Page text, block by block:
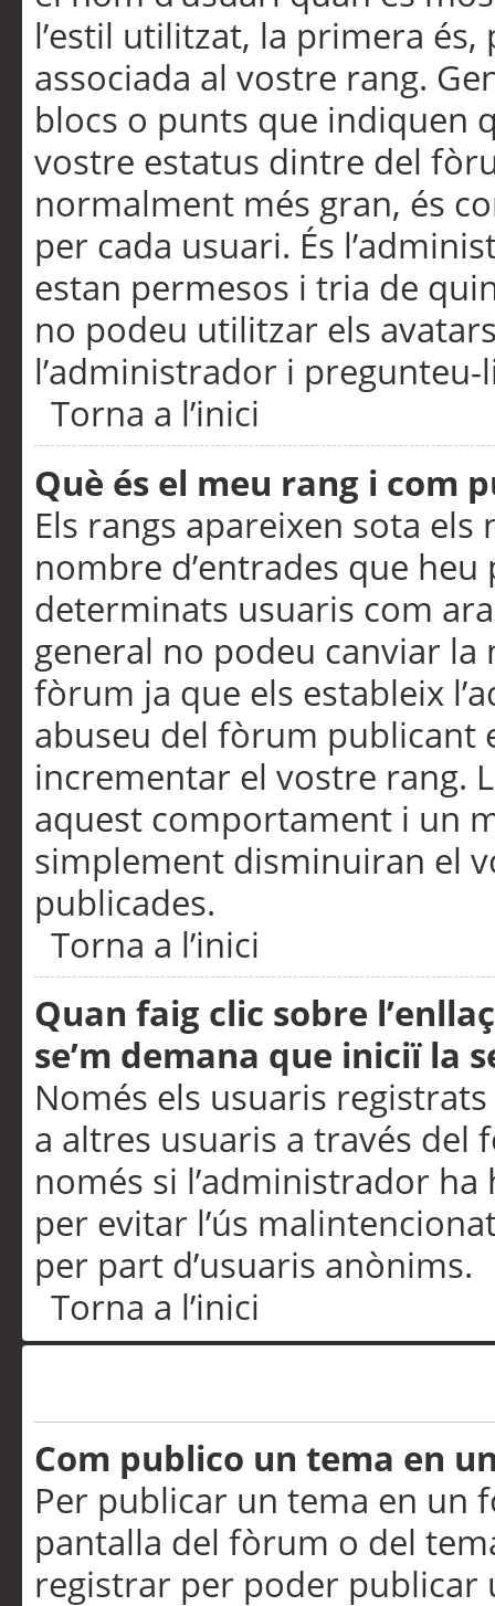
l’estil utilitzat, la primera
associada al vostre rang.
blocs o punts que indiquen
vostre estatus dintre del
normalment més gran, és
per cada usuari. És
estan permesos i tria de
no podeu utilitzar els
l’administrador i pregunteu-
Torna a l’inici
Què és el meu rang i com
Els rangs apareixen sota
nombre d’entrades que
determinats usuaris com
general no podeu canviar
fòrum ja que els estableix
abuseu del fòrum publicant
incrementar el vostre rang.
aquest comportament i un
simplement disminuiran el
publicades.
Torna a l’inici
Quan faig clic sobre
se’m demana que iniciï la
Només els usuaris
a altres usuaris a través
només si l’administrador
per evitar l’ús
per part d’usuaris anònims.
Torna a l’inici
Com publico un tema en
Per publicar un tema en un
pantalla del fòrum o del
registrar per poder publicar